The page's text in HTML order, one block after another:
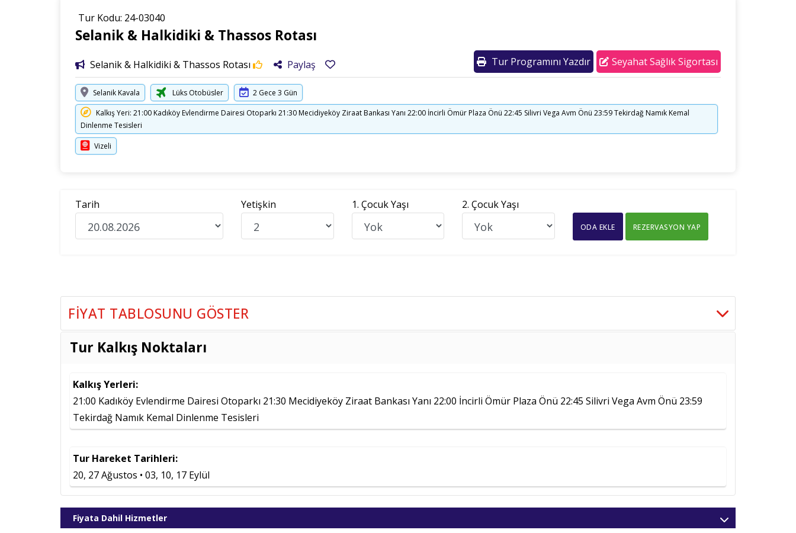
Tur Kodu: 24-03040
Selanik & Halkidiki & Thassos Rotası
Selanik & Halkidiki & Thassos Rotası Paylaş Seyahat Sağlık Sigortası
Tur Programını Yazdır
Selanik Kavala Lüks Otobüsler
2 Gece 3 Gün
Kalkış Yeri: 21:00 Kadıköy Evlendirme Dairesi Otoparkı 21:30 Mecidiyeköy Ziraat Bankası Yanı 22:00 İncirli Ömür Plaza Önü 22:45 Silivri Vega Avm Önü 23:59 Tekirdağ Namık Kemal
Dinlenme Tesisleri
Vizeli
Tarih Yetişkin 1. Çocuk Yaşı 2. Çocuk Yaşı
ODA EKLE REZERVASYON YAP
FIYAT TABLOSUNU GÖSTER
Tarih
03.09.2026
10.09.2026
3* & 4* Oteller Vb. 129,00€
17.09.2026
Tur Kalkış Noktaları
Kalkış Yerleri:
21:00 Kadıköy Evlendirme Dairesi Otoparkı 21:30 Mecidiyeköy Ziraat Bankası Yanı 22:00 İncirli Ömür Plaza Önü 22:45 Silivri Vega Avm Önü 23:59
Tekirdağ Namık Kemal Dinlenme Tesisleri
Tur Hareket Tarihleri:
20, 27 Ağustos • 03, 10, 17 Eylül
Fiyata Dahil Hizmetler